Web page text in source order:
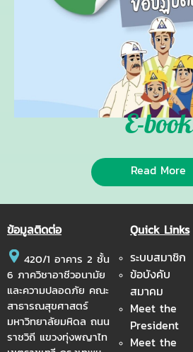
E-book
Read More
ข้อมูลติดต่อ
420/1 อาคาร 2 ชั้น
6 ภาควิชาอาชีวอนามัย
และความปลอดภัย คณะ
สาธารณสุขศาสตร์
มหาวิทยาลัยมหิดล ถนน
ราชวิถี แขวงทุ่งพญาไท
Quick Links
ระบบสมาชิก
ข้อบังคับ
สมาคม
Meet the
President
Meet the